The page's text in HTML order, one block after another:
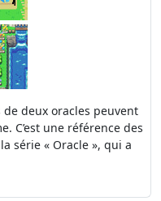
de deux oracles peuvent
C’est une référence des
série « Oracle », qui a